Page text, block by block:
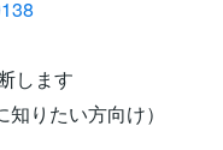
します
りたい方向け）